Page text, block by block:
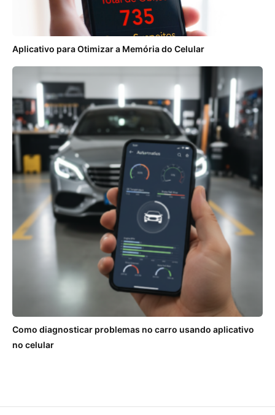
Aplicativo para Otimizar a Memória do Celular
Como diagnosticar problemas no carro usando aplicativo
no celular